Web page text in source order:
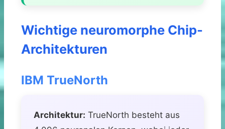
Wichtige neuromorphe Chip-
Architekturen
IBM TrueNorth
Architektur: TrueNorth besteht aus